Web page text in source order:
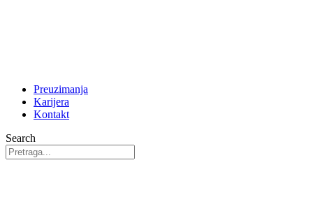
Preuzimanja
Karijera
Kontakt
Search